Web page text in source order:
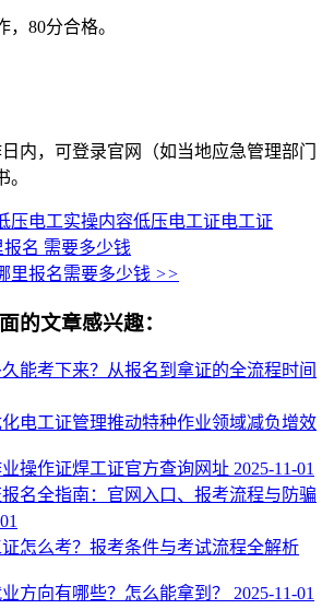
80分合格。
内，可登录官网（如当地应急管理部门
压电工实操内容低压电工证电工证
名 需要多少钱
里报名需要多少钱 >>
的文章感兴趣：
能考下来？从报名到拿证的全流程时间
化电工证管理推动特种作业领域减负增效
操作证焊工证官方查询网址 2025-11-01
报名全指南：官网入口、报考流程与防骗
怎么考？报考条件与考试流程全解析
方向有哪些？怎么能拿到？ 2025-11-01